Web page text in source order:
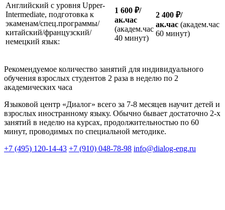
Английский с уровня Upper-
Intermediate, подготовка к
экаменам/спец.программы/
китайский/французский/
немецкий язык:
1 600 ₽/
ак.час
(академ.час
40 минут)
2 400 ₽/
ак.час (академ.час
60 минут)
Рекомендуемое количество занятий для индивидуального
обучения взрослых студентов 2 раза в неделю по 2
академических часа
Языковой центр «Диалог» всего за 7-8 месяцев научит детей и
взрослых иностранному языку. Обычно бывает достаточно 2-х
занятий в неделю на курсах, продолжительностью по 60
минут, проводимых по специальной методике.
+7 (495) 120-14-43 +7 (910) 048-78-98 info@dialog-eng.ru